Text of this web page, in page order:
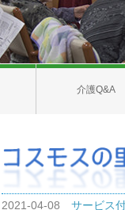
介護Q&A